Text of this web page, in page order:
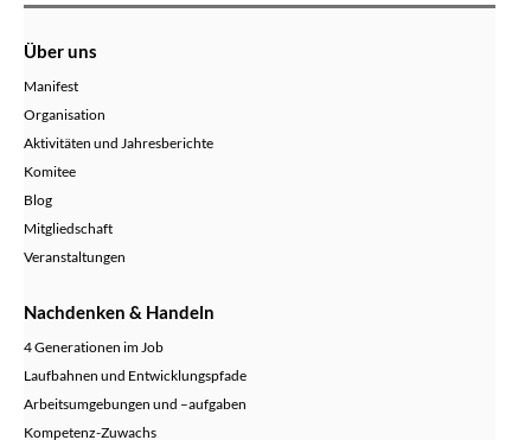
Über uns
Manifest
Organisation
Aktivitäten und Jahresberichte
Komitee
Blog
Mitgliedschaft
Veranstaltungen
Nachdenken & Handeln
4 Generationen im Job
Laufbahnen und Entwicklungspfade
Arbeitsumgebungen und –aufgaben
Kompetenz-Zuwachs